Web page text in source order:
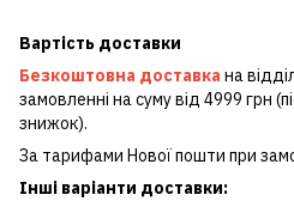
Вартість доставки
Безкоштовна доставка на
замовленні на суму від 4999 грн
знижок).
За тарифами Нової пошти при
Інші варіанти доставки: